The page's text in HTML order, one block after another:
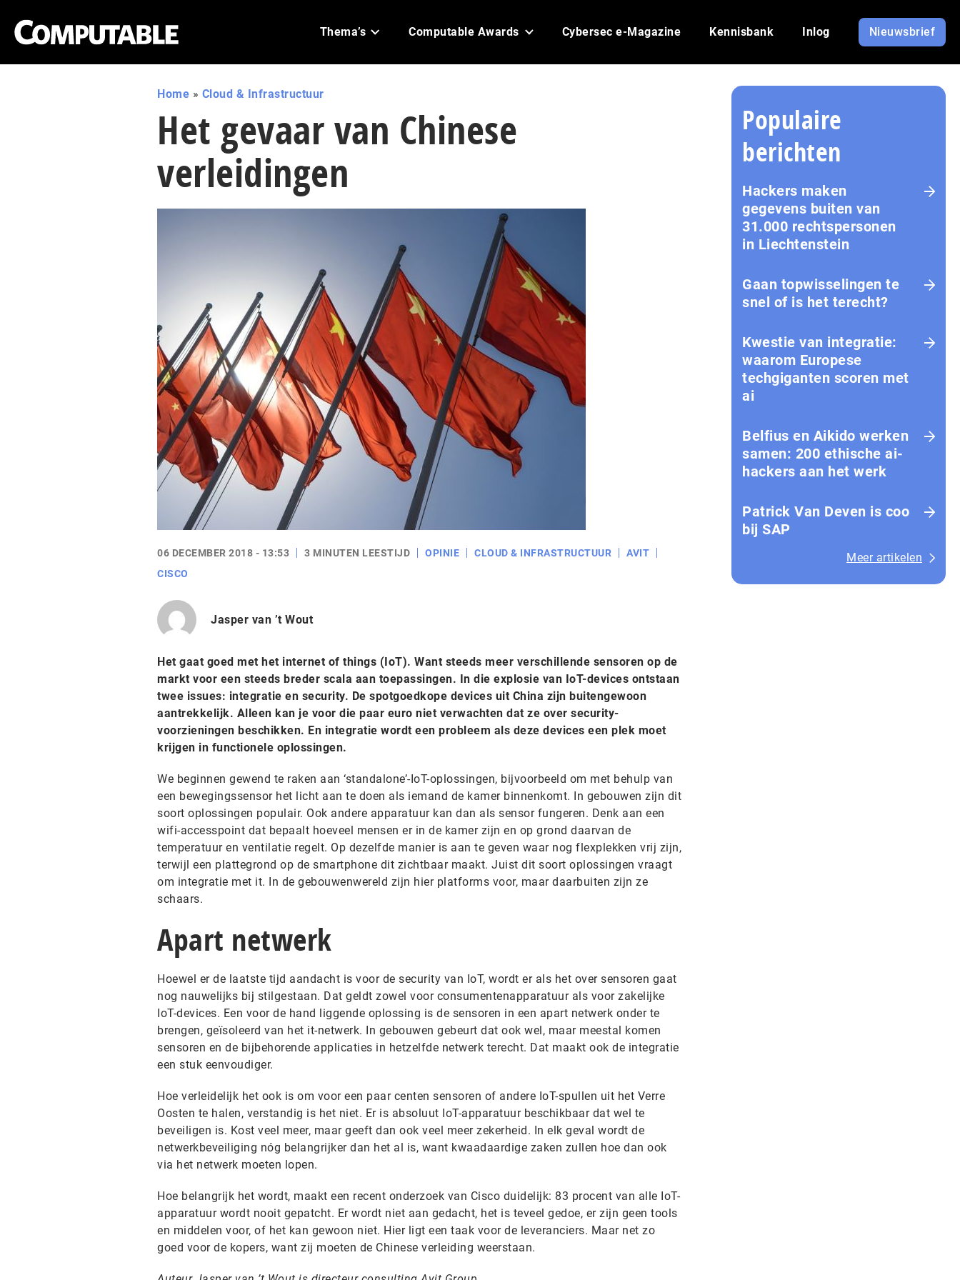
Thema’s Computable Awards Cybersec e-Magazine Kennisbank Inlog Nieuwsbrief
Home » Cloud & Infrastructuur
Het gevaar van Chinese
verleidingen
06 DECEMBER 2018 - 13:53 3 MINUTEN LEESTIJD OPINIE CLOUD & INFRASTRUCTUUR
AVIT
CISCO
Jasper van ’t Wout
Het gaat goed met het internet of things (IoT). Want steeds meer verschillende sensoren op de
markt voor een steeds breder scala aan toepassingen. In die explosie van IoT-devices ontstaan
twee issues: integratie en security. De spotgoedkope devices uit China zijn buitengewoon
aantrekkelijk. Alleen kan je voor die paar euro niet verwachten dat ze over security-
voorzieningen beschikken. En integratie wordt een probleem als deze devices een plek moet
krijgen in functionele oplossingen.
We beginnen gewend te raken aan ‘standalone’-IoT-oplossingen, bijvoorbeeld om met behulp van
een bewegingssensor het licht aan te doen als iemand de kamer binnenkomt. In gebouwen zijn dit
soort oplossingen populair. Ook andere apparatuur kan dan als sensor fungeren. Denk aan een
wifi-accesspoint dat bepaalt hoeveel mensen er in de kamer zijn en op grond daarvan de
temperatuur en ventilatie regelt. Op dezelfde manier is aan te geven waar nog flexplekken vrij zijn,
terwijl een plattegrond op de smartphone dit zichtbaar maakt. Juist dit soort oplossingen vraagt
om integratie met it. In de gebouwenwereld zijn hier platforms voor, maar daarbuiten zijn ze
schaars.
Apart netwerk
Hoewel er de laatste tijd aandacht is voor de security van IoT, wordt er als het over sensoren gaat
nog nauwelijks bij stilgestaan. Dat geldt zowel voor consumentenapparatuur als voor zakelijke
IoT-devices. Een voor de hand liggende oplossing is de sensoren in een apart netwerk onder te
brengen, geïsoleerd van het it-netwerk. In gebouwen gebeurt dat ook wel, maar meestal komen
sensoren en de bijbehorende applicaties in hetzelfde netwerk terecht. Dat maakt ook de integratie
een stuk eenvoudiger.
Hoe verleidelijk het ook is om voor een paar centen sensoren of andere IoT-spullen uit het Verre
Oosten te halen, verstandig is het niet. Er is absoluut IoT-apparatuur beschikbaar dat wel te
beveiligen is. Kost veel meer, maar geeft dan ook veel meer zekerheid. In elk geval wordt de
netwerkbeveiliging nóg belangrijker dan het al is, want kwaadaardige zaken zullen hoe dan ook
via het netwerk moeten lopen.
Hoe belangrijk het wordt, maakt een recent onderzoek van Cisco duidelijk: 83 procent van alle IoT-
apparatuur wordt nooit gepatcht. Er wordt niet aan gedacht, het is teveel gedoe, er zijn geen tools
en middelen voor, of het kan gewoon niet. Hier ligt een taak voor de leveranciers. Maar net zo
goed voor de kopers, want zij moeten de Chinese verleiding weerstaan.
Populaire
berichten
Hackers maken
gegevens buiten van
31.000 rechtspersonen
in Liechtenstein
Gaan topwisselingen te
snel of is het terecht?
Kwestie van integratie:
waarom Europese
techgiganten scoren met
ai
Belfius en Aikido werken
samen: 200 ethische ai-
hackers aan het werk
Patrick Van Deven is coo
bij SAP
Meer artikelen